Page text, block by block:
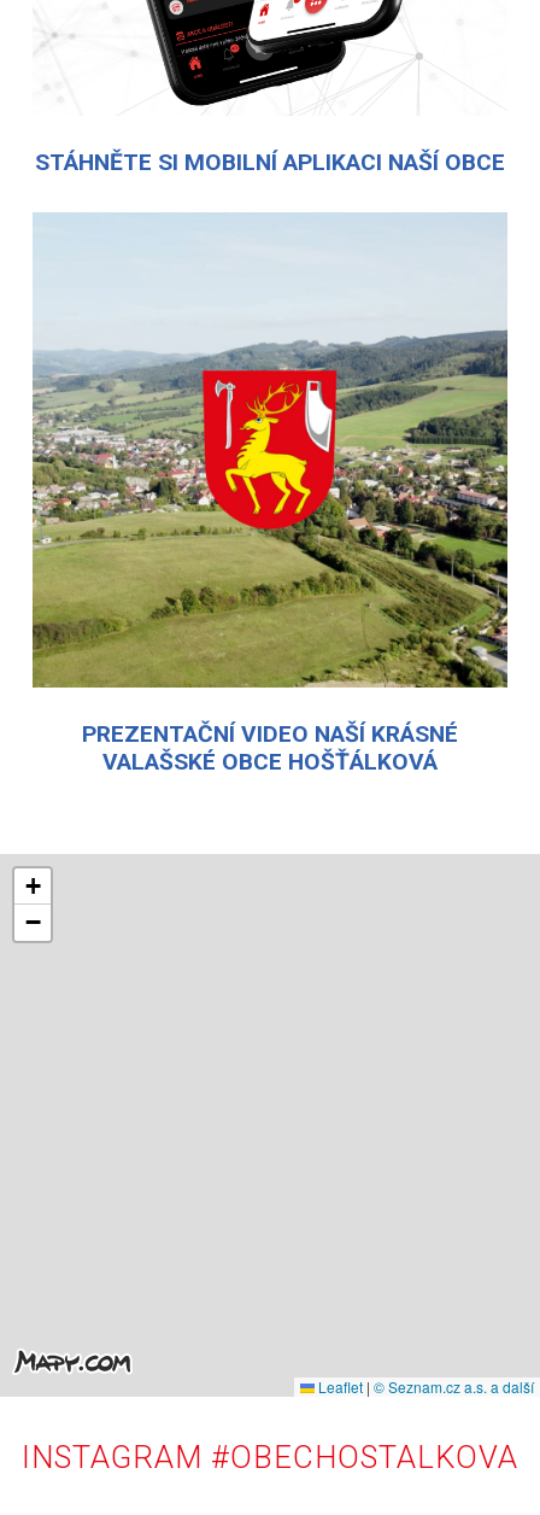
STÁHNĚTE SI MOBILNÍ APLIKACI NAŠÍ OBCE
PREZENTAČNÍ VIDEO NAŠÍ KRÁSNÉ
VALAŠSKÉ OBCE HOŠŤÁLKOVÁ
+
−
Leaflet | © Seznam.cz a.s. a další
INSTAGRAM #OBECHOSTALKOVA